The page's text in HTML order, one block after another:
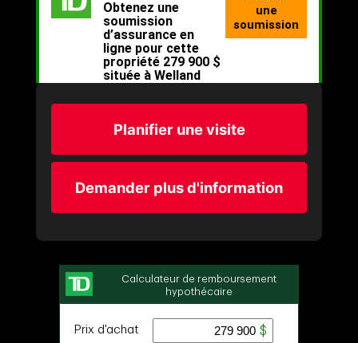
Planifier une visite
Demander plus d'information